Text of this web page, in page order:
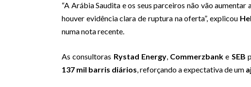
“A Arábia Saudita e os seus parceiros não vão
houver evidência clara de ruptura na oferta”, explicou
numa nota recente.
As consultoras Rystad Energy, Commerzbank e SEB
137 mil barris diários, reforçando a expectativa de um